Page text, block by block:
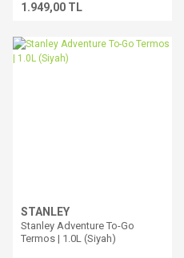
1.949,00 TL
STANLEY
Stanley Adventure To-Go
Termos | 1.0L (Siyah)